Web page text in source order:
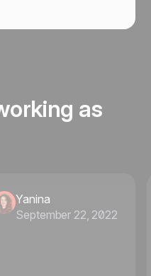
as
Yanina
September 22, 2022